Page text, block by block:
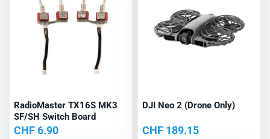
RadioMaster TX16S MK3
SF/SH Switch Board
CHF6.90
DJI Neo 2 (Drone Only)
CHF189.15